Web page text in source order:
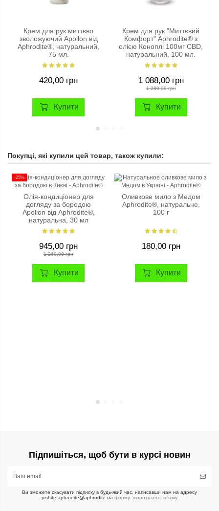
Крем для рук миттєво
зволожуючий Apollon від
Aphrodite®, натуральний,
75 мл.
420,00 грн
Купити
Крем для рук "Миттєвий
Комфорт" Aphrodite® з
олією Коноплі 100мг CBD,
натуральний, 100 мл.
1 088,00 грн
1 280,00 грн
Купити
Покупці, які купили цей товар, також купили:
-25%
Олія-кондиціонер для
догляду за бородою
Apollon від Aphrodite®,
натуральна, 30 мл
945,00 грн
1 260,00 грн
Купити
Оливкове мило з Медом
Aphrodite®, натуральне,
100 г
180,00 грн
Купити
Підпишіться, щоб бути в курсі новин
Ви зможете скасувати підписку в будь-який час, написавши нам на адресу
pishite.aphrodite@aphrodite.ua форму зворотнього зв'язку